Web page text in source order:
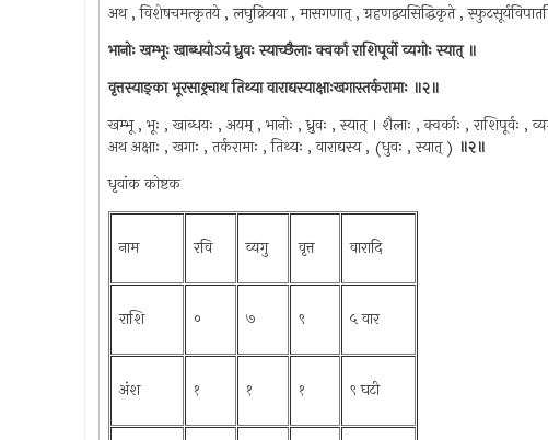
अथ , विशेषचमत्कृतये , लघुक्रियया , मासगणात् , ग्रहणद्वयसिद्धिकृते ,
भानोः खम्भूः खाब्धयोऽयं ध्रुवः स्याच्छैलाः क्वर्का राशिपूर्वो व्यगोः स्यात् ॥
वृत्तस्याङ्का भूरसाश्र्चाथ तिथ्या वाराद्यस्याक्षाःखगास्तर्करामाः ॥२॥
खम्भू , भूः , खाब्धयः , अयम् , भानोः , ध्रुवः , स्यात् । शैलाः , क्वर्काः , राशिपूर्वः ,
अथ अक्षाः , खगाः , तर्करामाः , तिथ्यः , वाराद्यस्य , (धुवः , स्यात् ) ॥२॥
धृवांक कोष्टक
नाम रवि व्यगु वृत्त वारादि
राशि ० ७ ९ ५ वार
अंश १ १ १ ९ घटी